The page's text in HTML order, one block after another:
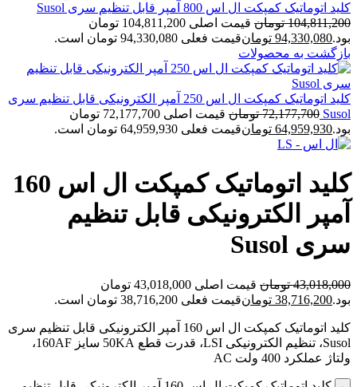
کلید اتوماتیک کمپکت ال اس 800 آمپر قابل تنظیم سری Susol
104,811,200 تومان
قیمت اصلی 104,811,200 تومان
بود.94,330,080 تومانقیمت فعلی 94,330,080 تومان است.
بازگشت به محصولات
کلید اتوماتیک کمپکت ال اس 250 آمپر الکترونیکی قابل تنظیم سری
Susol
72,177,700 تومان
قیمت اصلی 72,177,700 تومان
بود.64,959,930 تومانقیمت فعلی 64,959,930 تومان است.
کلید اتوماتیک کمپکت ال اس 160
آمپر الکترونیکی قابل تنظیم
سری Susol
43,018,000 تومان
قیمت اصلی 43,018,000 تومان
بود.38,716,200 تومانقیمت فعلی 38,716,200 تومان است.
کلید اتوماتیک کمپکت ال اس 160 آمپر الکترونیکی قابل تنظیم سری
Susol، تنظیم الکترونیکی LSI، قدرت قطع 50KA سایز 160AF،
ولتاژ عملکرد 400 ولت AC